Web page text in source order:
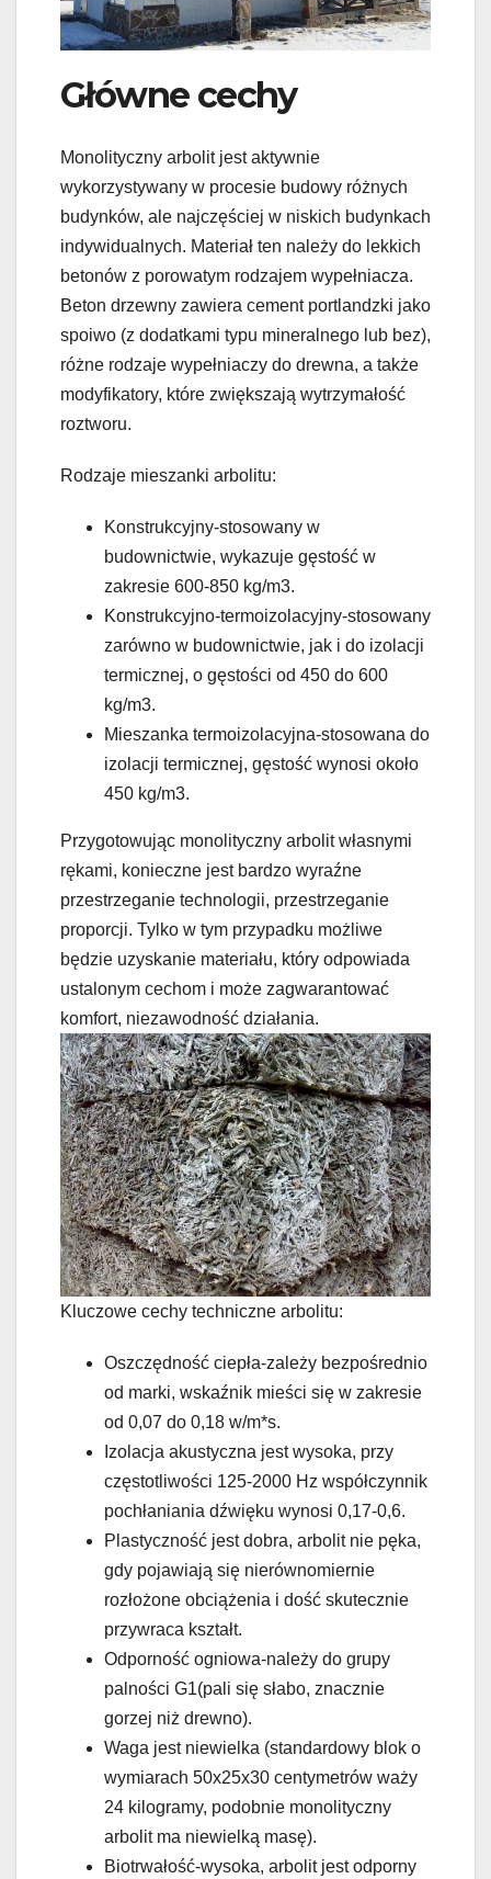
Główne cechy
Monolityczny arbolit jest aktywnie
wykorzystywany w procesie budowy różnych
budynków, ale najczęściej w niskich budynkach
indywidualnych. Materiał ten należy do lekkich
betonów z porowatym rodzajem wypełniacza.
Beton drzewny zawiera cement portlandzki jako
spoiwo (z dodatkami typu mineralnego lub bez),
różne rodzaje wypełniaczy do drewna, a także
modyfikatory, które zwiększają wytrzymałość
roztworu.
Rodzaje mieszanki arbolitu:
Konstrukcyjny-stosowany w
budownictwie, wykazuje gęstość w
zakresie 600-850 kg/m3.
Konstrukcyjno-termoizolacyjny-stosowany
zarówno w budownictwie, jak i do izolacji
termicznej, o gęstości od 450 do 600
kg/m3.
Mieszanka termoizolacyjna-stosowana do
izolacji termicznej, gęstość wynosi około
450 kg/m3.
Przygotowując monolityczny arbolit własnymi
rękami, konieczne jest bardzo wyraźne
przestrzeganie technologii, przestrzeganie
proporcji. Tylko w tym przypadku możliwe
będzie uzyskanie materiału, który odpowiada
ustalonym cechom i może zagwarantować
komfort, niezawodność działania.
Kluczowe cechy techniczne arbolitu:
Oszczędność ciepła-zależy bezpośrednio
od marki, wskaźnik mieści się w zakresie
od 0,07 do 0,18 w/m*s.
Izolacja akustyczna jest wysoka, przy
częstotliwości 125-2000 Hz współczynnik
pochłaniania dźwięku wynosi 0,17-0,6.
Plastyczność jest dobra, arbolit nie pęka,
gdy pojawiają się nierównomiernie
rozłożone obciążenia i dość skutecznie
przywraca kształt.
Odporność ogniowa-należy do grupy
palności G1(pali się słabo, znacznie
gorzej niż drewno).
Waga jest niewielka (standardowy blok o
wymiarach 50x25x30 centymetrów waży
24 kilogramy, podobnie monolityczny
arbolit ma niewielką masę).
Biotrwałość-wysoka, arbolit jest odporny